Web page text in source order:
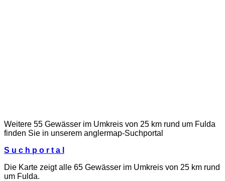
Weitere 55 Gewässer im Umkreis von 25 km rund um Fulda
finden Sie in unserem anglermap-Suchportal
S u c h p o r t a l
Die Karte zeigt alle 65 Gewässer im Umkreis von 25 km rund
um Fulda.